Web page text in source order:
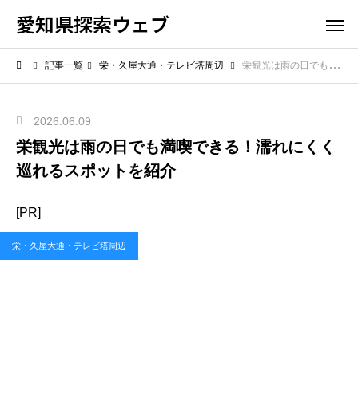
愛知県探索ウェブ
記事一覧 栄・久屋大通・テレビ塔周辺 栄観光は雨の日でも満喫できる！濡れにくく巡れるスポットを紹介
2026.06.09
栄観光は雨の日でも満喫できる！濡れにくく
巡れるスポットを紹介
[PR]
栄・久屋大通・テレビ塔周辺